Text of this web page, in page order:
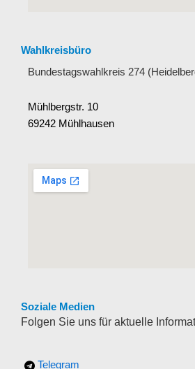
Wahlkreisbüro
Bundestagswahlkreis 274
Mühlbergstr. 10
69242 Mühlhausen
Soziale Medien
Folgen Sie uns für aktuelle
Telegram